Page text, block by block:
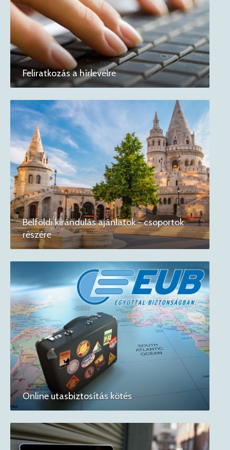
Feliratkozás a hírlevélre
Belföldi kirándulás ajánlatok - csoportok
részére
Online utasbiztosítás kötés